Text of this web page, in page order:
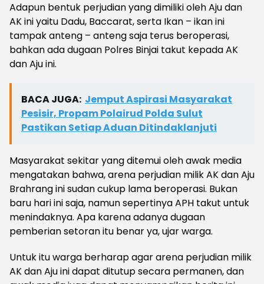
Adapun bentuk perjudian yang dimiliki oleh Aju dan
AK ini yaitu Dadu, Baccarat, serta Ikan – ikan ini
tampak anteng – anteng saja terus beroperasi,
bahkan ada dugaan Polres Binjai takut kepada AK
dan Aju ini.
BACA JUGA: Jemput Aspirasi Masyarakat
Pesisir, Propam Polairud Polda Sulut
Pastikan Setiap Aduan Ditindaklanjuti
Masyarakat sekitar yang ditemui oleh awak media
mengatakan bahwa, arena perjudian milik AK dan Aju
Brahrang ini sudan cukup lama beroperasi. Bukan
baru hari ini saja, namun sepertinya APH takut untuk
menindaknya. Apa karena adanya dugaan
pemberian setoran itu benar ya, ujar warga.
Untuk itu warga berharap agar arena perjudian milik
AK dan Aju ini dapat ditutup secara permanen, dan